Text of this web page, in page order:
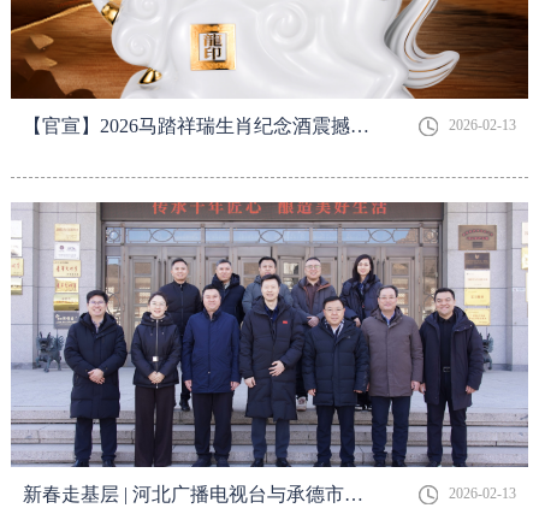
【官宣】2026马踏祥瑞生肖纪念酒震撼上市！ 2026-02-13
新春走基层 | 河北广播电视台与承德市委宣传部走进板城酒业暖心关怀 2026-02-13